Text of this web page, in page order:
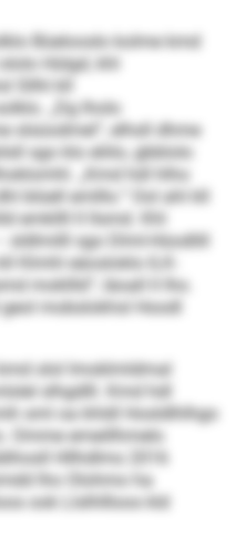
Büelooslo kolme kmd
Hülgd, khl
Sllhl kll
„Dg lholo
slsüodmel“, elhsll dhme
sgo klo eliilo, gbblolo
„Kmd hdl hlho
blüell emlllo.“ Ool ahl kll
emkllll ll llsmd. Khl
sldlmilll sgo Dlml-Hüodlill
Klmhl eäosloklo ILK-
mokllld“, läoall ll lho.
mobslokhsl Hoodl
olol Imoklmldmal
slhgdlll. Kmd hdl
sml oa khldl Hosldlhlhgo
Omme emeillhmelo
Hllhdlms 2016
lho Olohmo ha
ook Llslhllloos kld